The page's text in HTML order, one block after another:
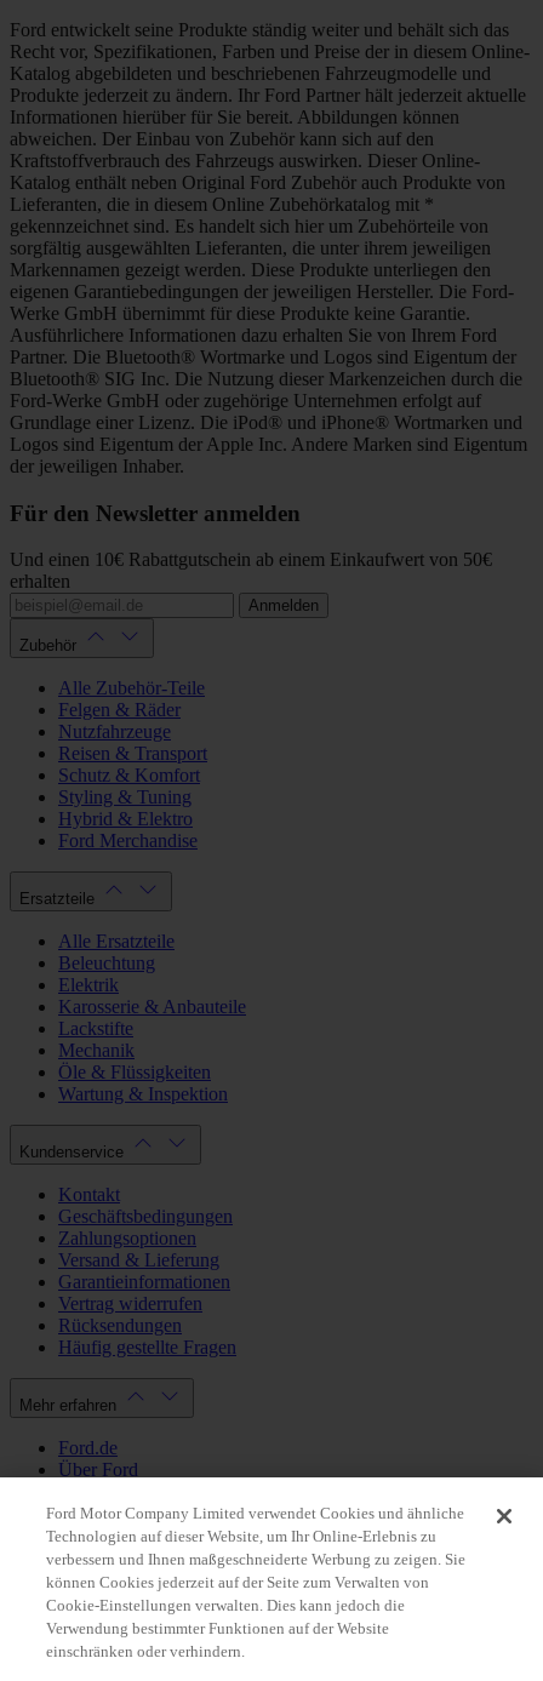
Ford entwickelt seine Produkte ständig weiter und behält sich das
Recht vor, Spezifikationen, Farben und Preise der in diesem Online-
Katalog abgebildeten und beschriebenen Fahrzeugmodelle und
Produkte jederzeit zu ändern. Ihr Ford Partner hält jederzeit aktuelle
Informationen hierüber für Sie bereit. Abbildungen können
abweichen. Der Einbau von Zubehör kann sich auf den
Kraftstoffverbrauch des Fahrzeugs auswirken. Dieser Online-
Katalog enthält neben Original Ford Zubehör auch Produkte von
Lieferanten, die in diesem Online Zubehörkatalog mit *
gekennzeichnet sind. Es handelt sich hier um Zubehörteile von
sorgfältig ausgewählten Lieferanten, die unter ihrem jeweiligen
Markennamen gezeigt werden. Diese Produkte unterliegen den
eigenen Garantiebedingungen der jeweiligen Hersteller. Die Ford-
Werke GmbH übernimmt für diese Produkte keine Garantie.
Ausführlichere Informationen dazu erhalten Sie von Ihrem Ford
Partner. Die Bluetooth® Wortmarke und Logos sind Eigentum der
Bluetooth® SIG Inc. Die Nutzung dieser Markenzeichen durch die
Ford-Werke GmbH oder zugehörige Unternehmen erfolgt auf
Grundlage einer Lizenz. Die iPod® und iPhone® Wortmarken und
Logos sind Eigentum der Apple Inc. Andere Marken sind Eigentum
der jeweiligen Inhaber.
Für den Newsletter anmelden
Und einen 10€ Rabattgutschein ab einem Einkaufwert von 50€
erhalten
Anmelden
Zubehör
Alle Zubehör-Teile
Felgen & Räder
Nutzfahrzeuge
Reisen & Transport
Schutz & Komfort
Styling & Tuning
Hybrid & Elektro
Ford Merchandise
Ersatzteile
Alle Ersatzteile
Beleuchtung
Elektrik
Karosserie & Anbauteile
Lackstifte
Mechanik
Öle & Flüssigkeiten
Wartung & Inspektion
Kundenservice
Kontakt
Geschäftsbedingungen
Zahlungsoptionen
Versand & Lieferung
Garantieinformationen
Vertrag widerrufen
Rücksendungen
Häufig gestellte Fragen
Mehr erfahren
Ford.de
Über Ford
Datenschutzbestimmungen
Impressum
Mein Konto
Login / Registrierung
Meine Bestellungen
Ford Motor Company Limited verwendet Cookies und ähnliche
Technologien auf dieser Website, um Ihr Online-Erlebnis zu
verbessern und Ihnen maßgeschneiderte Werbung zu zeigen. Sie
können Cookies jederzeit auf der Seite zum Verwalten von
Cookie-Einstellungen verwalten. Dies kann jedoch die
Verwendung bestimmter Funktionen auf der Website
einschränken oder verhindern.